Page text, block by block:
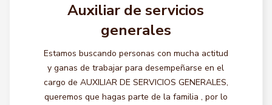
Auxiliar de servicios
generales
Estamos buscando personas con mucha actitud
y ganas de trabajar para desempeñarse en el
cargo de AUXILIAR DE SERVICIOS GENERALES,
queremos que hagas parte de la familia , por lo